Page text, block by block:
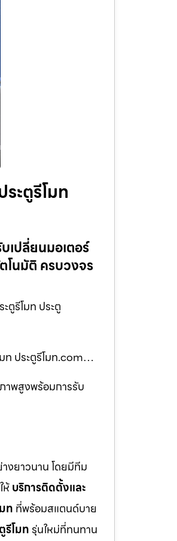
ะตูรีโมท
เปลี่ยนมอเตอร์
โนมัติ ครบวงจร
ตูรีโมท ประตู
มท ประตูรีโมท.com…
าพสูงพร้อมการรับ
งยาวนาน โดยมีทีม
ห้บริการติดตั้งและ
ท ที่พร้อมสแตนด์บาย
รีโมทรุ่นใหม่ที่ทนทาน